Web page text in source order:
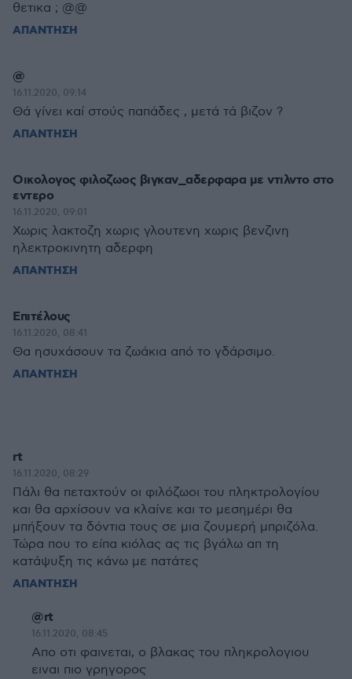
θετικα ; @@
ΑΠΑΝΤΗΣΗ
@
16.11.2020, 09:14
Θά γίνει καί στούς παπάδες , μετά τά βιζον ?
ΑΠΑΝΤΗΣΗ
Οικολογος φιλοζωος βιγκαν_αδερφαρα με ντιλντο στο
εντερο
16.11.2020, 09:01
Χωρις λακτοζη χωρις γλουτενη χωρις βενζινη
ηλεκτροκινητη αδερφη
ΑΠΑΝΤΗΣΗ
Επιτέλους
16.11.2020, 08:41
Θα ησυχάσουν τα ζωάκια από το γδάρσιμο.
ΑΠΑΝΤΗΣΗ
rt
16.11.2020, 08:29
Πάλι θα πεταχτούν οι φιλόζωοι του πληκτρολογίου
και θα αρχίσουν να κλαίνε και το μεσημέρι θα
μπήξουν τα δόντια τους σε μια ζουμερή μπριζόλα.
Τώρα που το είπα κιόλας ας τις βγάλω απ τη
κατάψυξη τις κάνω με πατάτες
ΑΠΑΝΤΗΣΗ
@rt
16.11.2020, 08:45
Απο οτι φαινεται, ο βλακας του πληκρολογιου
ειναι πιο γρηγορος